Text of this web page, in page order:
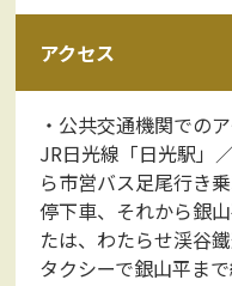
アクセス
・公共交通機関での
JR日光線「日光駅」
ら市営バス足尾行き
停下車、それから銀
たは、わたらせ渓谷
タクシーで銀山平ま